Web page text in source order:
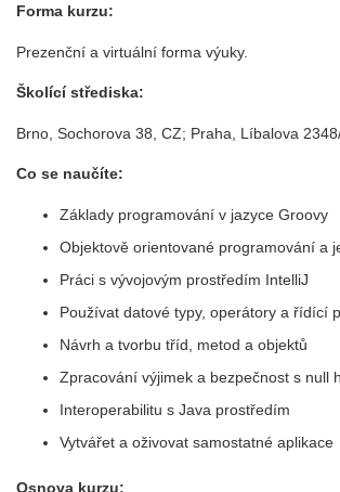
Forma kurzu:
Prezenční a virtuální forma výuky.
Školící střediska:
Brno, Sochorova 38, CZ; Praha, Líbalova
Co se naučíte:
Základy programování v jazyce Groovy
Objektově orientované programování a
Práci s vývojovým prostředím IntelliJ
Používat datové typy, operátory a řídící
Návrh a tvorbu tříd, metod a objektů
Zpracování výjimek a bezpečnost s null
Interoperabilitu s Java prostředím
Vytvářet a oživovat samostatné aplikace
Osnova kurzu: